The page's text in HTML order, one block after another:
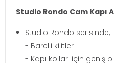
Studio Rondo Cam Kapı
Studio Rondo serisinde;
- Barelli kilitler
- Kapı kolları için geniş